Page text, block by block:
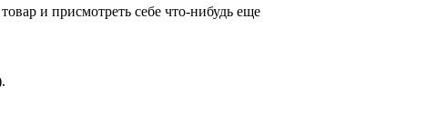
и присмотреть себе что-нибудь еще